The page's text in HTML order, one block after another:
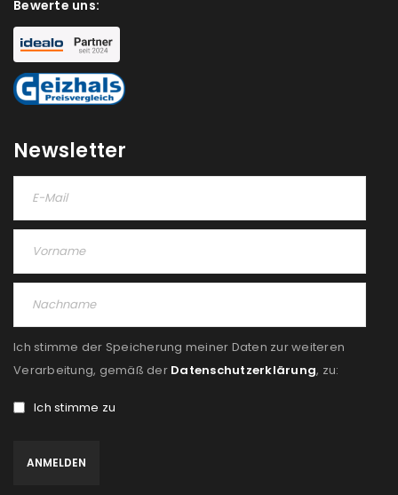
Bewerte uns:
Newsletter
Ich stimme der Speicherung meiner Daten zur weiteren
Verarbeitung, gemäß der Datenschutzerklärung, zu:
Ich stimme zu